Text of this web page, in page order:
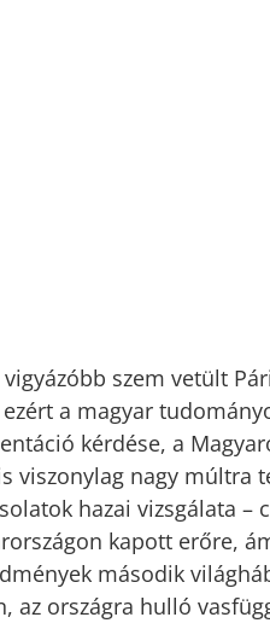
szem vetült
a magyar
kérdése, a
viszonylag nagy múltra
hazai vizsgálata –
kapott erőre,
második
az országra hulló